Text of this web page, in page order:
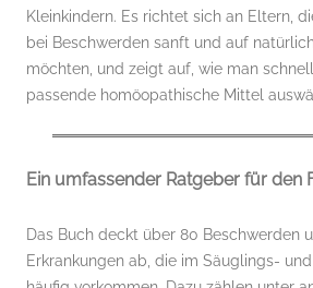
Kleinkindern. Es richtet sich an Eltern,
bei Beschwerden sanft und auf
möchten, und zeigt auf, wie man
passende homöopathische Mittel
Ein umfassender Ratgeber für den
Das Buch deckt über 80 Beschwerden
Erkrankungen ab, die im Säuglings-